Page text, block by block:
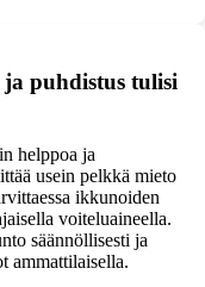
puhdistus tulisi
helppoa ja
usein pelkkä mieto
ikkunoiden
voiteluaineella.
säännöllisesti ja
ammattilaisella.